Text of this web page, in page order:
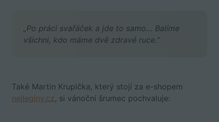
„Po práci svařáček a jde to samo… Balíme
všichni, kdo máme dvě zdravé ruce.“
Také Martin Krupička, který stojí za e-shopem
nejleginy.cz, si vánoční šrumec pochvaluje: